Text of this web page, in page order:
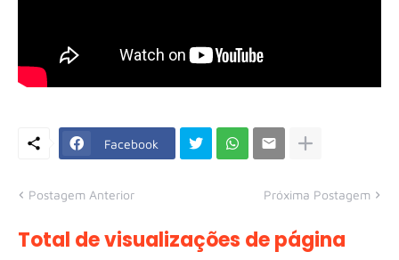
Facebook
Postagem Anterior Próxima Postagem
Total de visualizações de página